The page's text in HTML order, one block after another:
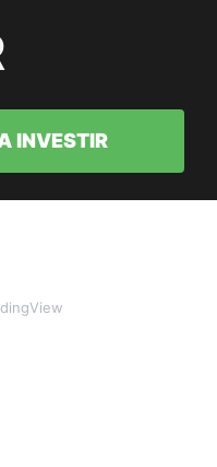
INVESTIR